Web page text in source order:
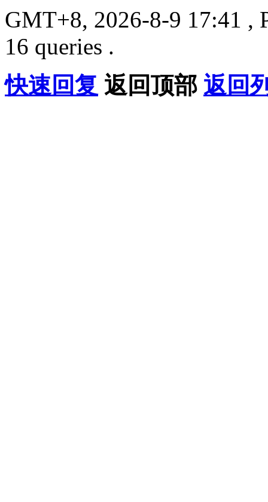
GMT+8, 2026-8-9 17:41 ,
16 queries .
快速回复 返回顶部 返回